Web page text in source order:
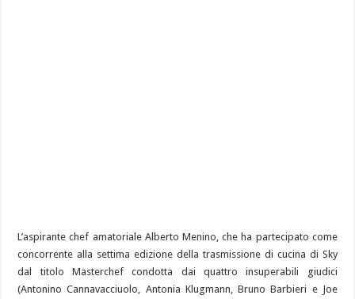
L’aspirante chef amatoriale Alberto Menino, che ha partecipato come
concorrente alla settima edizione della trasmissione di cucina di Sky
dal titolo Masterchef condotta dai quattro insuperabili giudici
(Antonino Cannavacciuolo, Antonia Klugmann, Bruno Barbieri e Joe